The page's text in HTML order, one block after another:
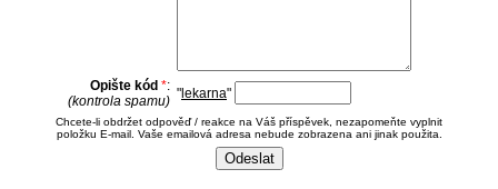
Opište kód *:
(kontrola spamu) " lekarna"
Chcete-li obdržet odpověď / reakce na Váš příspěvek, nezapomeňte vyplnit
položku E-mail. Vaše emailová adresa nebude zobrazena ani jinak použita.